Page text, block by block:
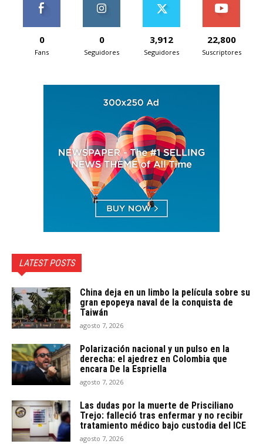
0
Fans
0
Seguidores
3,912
Seguidores
22,800
Suscriptores
LATEST POSTS
China deja en un limbo la película sobre su
gran epopeya naval de la conquista de
Taiwán
agosto 7, 2026
Polarización nacional y un pulso en la
derecha: el ajedrez en Colombia que
encara De la Espriella
agosto 7, 2026
Las dudas por la muerte de Prisciliano
Trejo: falleció tras enfermar y no recibir
tratamiento médico bajo custodia del ICE
agosto 7, 2026